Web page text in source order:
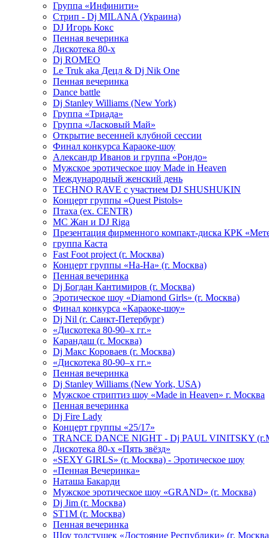
Группа «Инфинити»
Стрип - Dj MILANA (Украина)
DJ Игорь Кокс
Пенная вечеринка
Дискотека 80-х
Dj ROMEO
Le Truk aka Децл & Dj Nik One
Пенная вечеринка
Dance battle
Dj Stanley Williams (New York)
Группа «Триада»
Группа «Ласковый Май»
Открытие весенней клубной сессии
Финал конкурса Караоке-шоу
Александр Иванов и группа «Рондо»
Мужское эротическое шоу Made in Heaven
Международный женский день
TECHNO RAVE с участием DJ SHUSHUKIN
Концерт группы «Quest Pistols»
Птаха (ex. CENTR)
МС Жан и DJ Riga
Презентация фирменного компакт-диска КРК
группа Каста
Fast Foot project (г. Москва)
Концерт группы «На-На» (г. Москва)
Пенная вечеринка
Dj Богдан Кантимиров (г. Москва)
Эротическое шоу «Diamond Girls» (г. Москва)
Финал конкурса «Караоке-шоу»
Dj Nil (г. Санкт-Петербург)
«Дискотека 80-90–х гг.»
Карандаш (г. Москва)
Dj Макс Короваев (г. Москва)
«Дискотека 80-90–х гг.»
Пенная вечеринка
Dj Stanley Williams (New York, USA)
Мужское стриптиз шоу «Made in Heaven» г. Москва
Пенная вечеринка
Dj Fire Lady
Концерт группы «25/17»
TRANCE DANCE NIGHT - Dj PAUL VINITSKY
Дискотека 80-х «Пять звёзд»
«SEXY GIRLS» (г. Москва) - Эротическое шоу
«Пенная Вечеринка»
Hаташа Бакарди
Мужское эротическое шоу «GRAND» (г. Москва)
Dj Jim (г. Москва)
ST1M (г. Москва)
Пенная вечеринка
Шоу толстушек «Достояние Республики» (г.